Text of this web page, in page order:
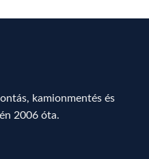
kamionmentés és
2006 óta.